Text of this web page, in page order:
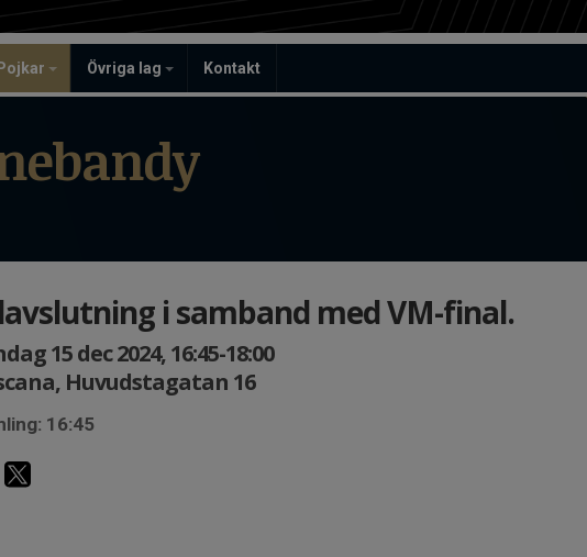
Pojkar Övriga lag Kontakt
i samband med VM-final.
15 dec 2024, 16:45-18:00
Huvudstagatan 16
16:45